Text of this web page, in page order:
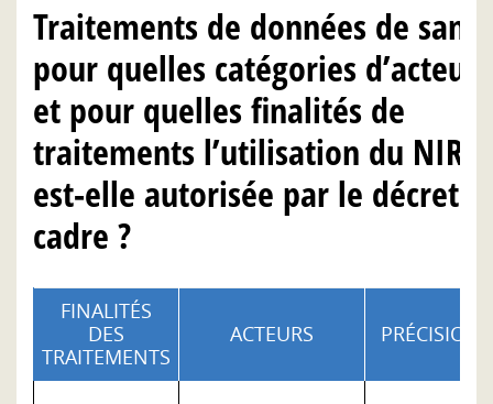
Traitements de données de
pour quelles catégories d’acteurs
et pour quelles finalités de
traitements l’utilisation du NIR
est-elle autorisée par le décret
cadre ?
FINALITÉS
DES
TRAITEMENTS
ACTEURS PRÉCISIONS